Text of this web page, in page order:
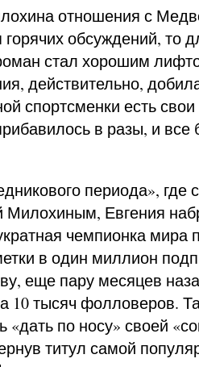
отношения с
обсуждений, то
стал хорошим
действительно,
спортсменки есть
в разы, и все
периода», где
Милохиным, Евгения
чемпионка мира
в один миллион
еще пару месяцев
10 тысяч фолловеров.
«дать по носу» своей
титул самой